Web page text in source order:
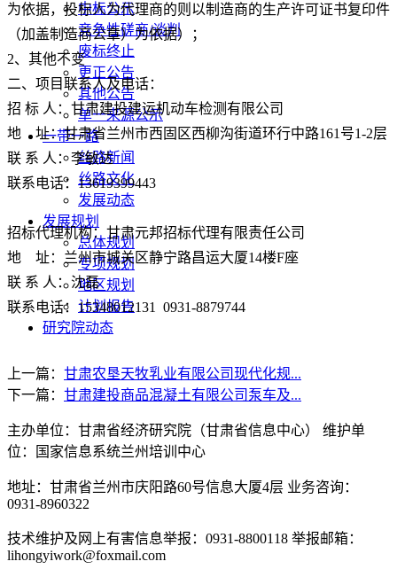
中标公示
竞争性磋商/谈判
废标终止
更正公告
其他公告
单一来源公示
一带一路
丝路新闻
丝路文化
发展动态
发展规划
总体规划
专项规划
地区规划
计划报告
研究院动态
为依据，投标人为代理商的则以制造商的生产许可证书复印件
（加盖制造商公章）为依据）；
2、其他不变
二、项目联系人及电话：
招 标 人：甘肃建投建运机动车检测有限公司
地
址：甘肃省兰州市西固区西柳沟街道环行中路161 号1-2层
联 系 人：李敏达
联系电话： 13619399443
招标代理机构：甘肃元邦招标代理有限责任公司
地
址：兰州市城关区静宁路昌运大厦14楼F座
联 系 人：沈磊
联系电话： 15348012131 0931-8879744
上一篇： 甘肃农垦天牧乳业有限公司现代化规...
下一篇： 甘肃建投商品混凝土有限公司泵车及...
主办单位：甘肃省经济研究院（甘肃省信息中心） 维护单
位：国家信息系统兰州培训中心
地址：甘肃省兰州市庆阳路60号信息大厦4层 业务咨询：
0931-8960322
技术维护及网上有害信息举报：0931-8800118 举报邮箱：
lihongyiwork@foxmail.com